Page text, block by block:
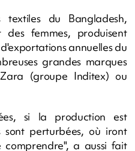
textiles du Bangladesh,
des femmes, produisent
annuelles du
grandes marques
(groupe Inditex) ou
si la production est
sont perturbées, où iront
comprendre", a aussi fait